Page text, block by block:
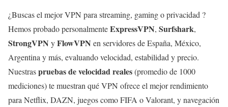
¿Buscas el mejor VPN para streaming, gaming o privacidad ?
Hemos probado personalmenteExpressVPN, Surfshark,
StrongVPN yFlowVPN en servidores de España, México,
Argentina y más, evaluando velocidad, estabilidad y precio.
Nuestraspruebas de velocidad reales(promedio de 1000
mediciones) te muestran qué VPN ofrece el mejor rendimiento
para Netflix, DAZN, juegos como FIFA o Valorant, y navegación